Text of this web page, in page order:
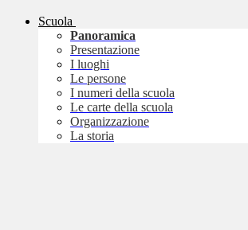
Scuola
Panoramica
Presentazione
I luoghi
Le persone
I numeri della scuola
Le carte della scuola
Organizzazione
La storia